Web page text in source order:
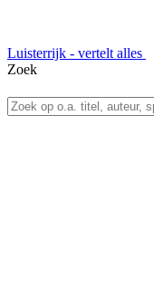
Luisterrijk - vertelt alles
Zoek